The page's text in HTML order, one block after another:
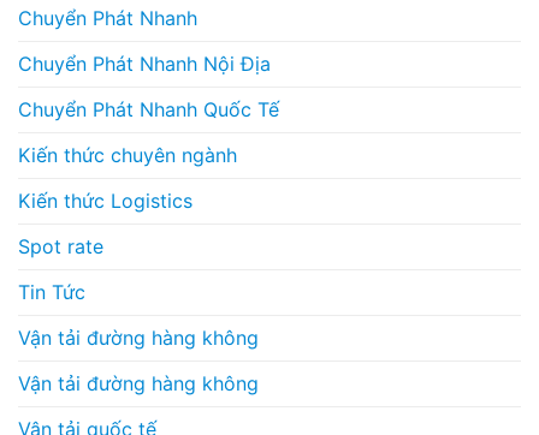
Chuyển Phát Nhanh
Chuyển Phát Nhanh Nội Địa
Chuyển Phát Nhanh Quốc Tế
Kiến thức chuyên ngành
Kiến thức Logistics
Spot rate
Tin Tức
Vận tải đường hàng không
Vận tải đường hàng không
Vận tải quốc tế